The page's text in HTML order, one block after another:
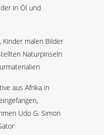
in Öl und
Kinder malen Bilder
Naturpinseln
aus Afrika in
Udo G. Simon